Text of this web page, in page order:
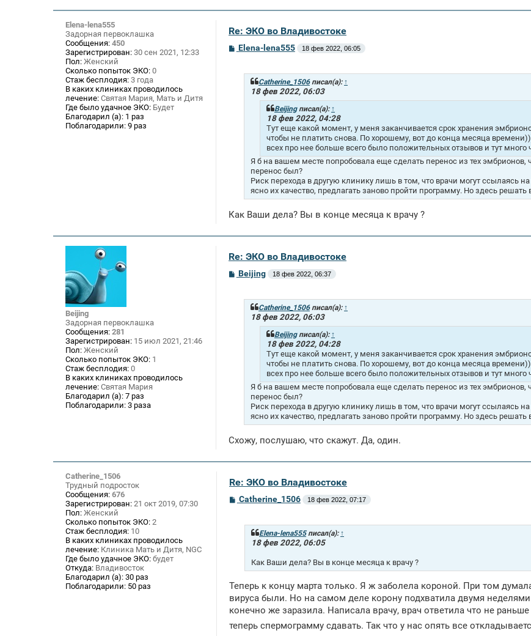
Elena-lena555
Задорная первоклашка
Сообщения: 450
Зарегистрирован: 30 сен 2021, 12:33
Пол: Женский
Сколько попыток ЭКО: 0
Стаж бесплодия: 3 года
В каких клиниках проводилось
лечение: Святая Мария, Мать и Дитя
Где было удачное ЭКО: Будет
Благодарил (а): 1 раз
Поблагодарили: 9 раз
Re: ЭКО во Владивостоке
СElena-lena555 18 фев 2022, 06:05
Catherine_1506писал(а): ↑
18 фев 2022, 06:03
Beijingписал(а): ↑
18 фев 2022, 04:28
Тут еще какой момент, у меня заканчивается срок хранения
чтобы не платить снова. По хорошему, вот до конца месяца
всех про нее больше всего было положительных отзывов и тут много
Я б на вашем месте попробовала еще сделать перенос из тех
перенос был?
Риск перехода в другую клинику лишь в том, что врачи могут ссылаясь
ясно их качество, предлагать заново пройти программу. Но здесь решать
Как Ваши дела? Вы в конце месяца к врачу ?
Beijing
Задорная первоклашка
Сообщения: 281
Зарегистрирован: 15 июл 2021, 21:46
Пол: Женский
Сколько попыток ЭКО: 1
Стаж бесплодия: 0
В каких клиниках проводилось
лечение: Святая Мария
Благодарил (а): 7 раз
Поблагодарили: 3 раза
Re: ЭКО во Владивостоке
СBeijing 18 фев 2022, 06:37
Catherine_1506писал(а): ↑
18 фев 2022, 06:03
Beijingписал(а): ↑
18 фев 2022, 04:28
Тут еще какой момент, у меня заканчивается срок хранения
чтобы не платить снова. По хорошему, вот до конца месяца
всех про нее больше всего было положительных отзывов и тут много
Я б на вашем месте попробовала еще сделать перенос из тех
перенос был?
Риск перехода в другую клинику лишь в том, что врачи могут ссылаясь
ясно их качество, предлагать заново пройти программу. Но здесь решать
Схожу, послушаю, что скажут. Да, один.
Catherine_1506
Трудный подросток
Сообщения: 676
Зарегистрирован: 21 окт 2019, 07:30
Пол: Женский
Сколько попыток ЭКО: 2
Стаж бесплодия: 10
В каких клиниках проводилось
лечение: Клиника Мать и Дитя, NGC
Где было удачное ЭКО: будет
Откуда: Владивосток
Благодарил (а): 30 раз
Поблагодарили: 50 раз
Re: ЭКО во Владивостоке
СCatherine_1506 18 фев 2022, 07:17
Elena-lena555писал(а): ↑
18 фев 2022, 06:05
Как Ваши дела? Вы в конце месяца к врачу ?
Теперь к концу марта только. Я ж заболела короной. При том
вируса были. Но на самом деле корону подхватила двумя
конечно же заразила. Написала врачу, врач ответила что не
теперь спермограмму сдавать. Так что у нас опять все